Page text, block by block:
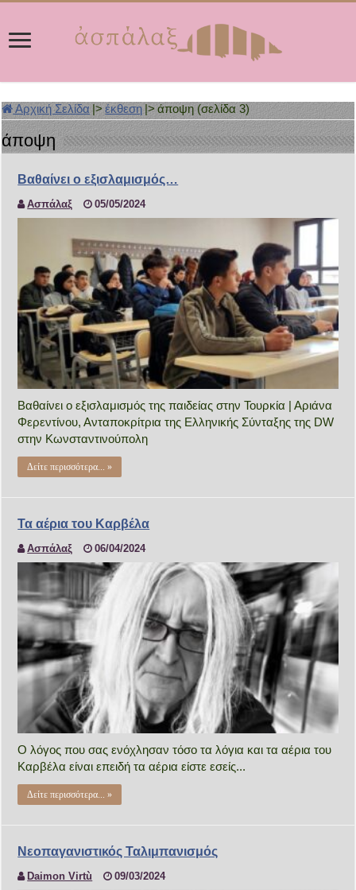
Αρχική Σελίδα |> έκθεση |> άποψη (σελίδα 3)
άποψη
Βαθαίνει ο εξισλαμισμός…
Ασπάλαξ 05/05/2024
Βαθαίνει ο εξισλαμισμός της παιδείας στην Τουρκία | Αριάνα
Φερεντίνου, Ανταποκρίτρια της Ελληνικής Σύνταξης της DW
στην Κωνσταντινούπολη
Δείτε περισσότερα... »
Τα αέρια του Καρβέλα
Ασπάλαξ 06/04/2024
Ο λόγος που σας ενόχλησαν τόσο τα λόγια και τα αέρια του
Καρβέλα είναι επειδή τα αέρια είστε εσείς...
Δείτε περισσότερα... »
Νεοπαγανιστικός Ταλιμπανισμός
Daimon Virtù 09/03/2024